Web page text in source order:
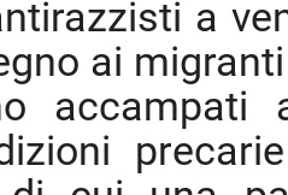
a
ai migranti
accampati